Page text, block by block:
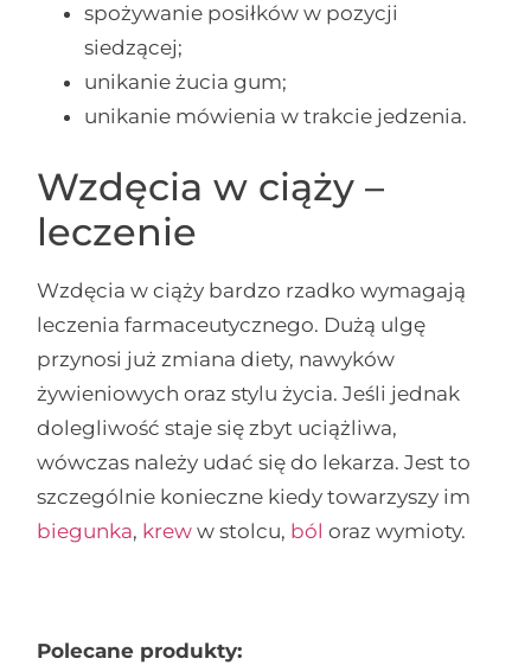
spożywanie posiłków w pozycji
siedzącej;
unikanie żucia gum;
unikanie mówienia w trakcie jedzenia.
Wzdęcia w ciąży –
leczenie
Wzdęcia w ciąży bardzo rzadko wymagają
leczenia farmaceutycznego. Dużą ulgę
przynosi już zmiana diety, nawyków
żywieniowych oraz stylu życia. Jeśli jednak
dolegliwość staje się zbyt uciążliwa,
wówczas należy udać się do lekarza. Jest to
szczególnie konieczne kiedy towarzyszy im
biegunka, krew w stolcu, ból oraz wymioty.
Polecane produkty: